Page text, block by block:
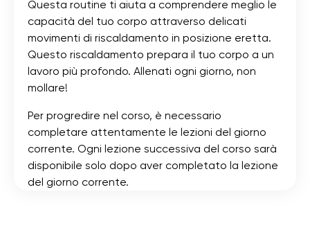
Questa routine ti aiuta a comprendere meglio le
capacità del tuo corpo attraverso delicati
movimenti di riscaldamento in posizione eretta.
Questo riscaldamento prepara il tuo corpo a un
lavoro più profondo. Allenati ogni giorno, non
mollare!
Per progredire nel corso, è necessario
completare attentamente le lezioni del giorno
corrente. Ogni lezione successiva del corso sarà
disponibile solo dopo aver completato la lezione
del giorno corrente.